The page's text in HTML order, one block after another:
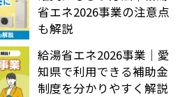
省エネ2026事業の注意点
も解説
給湯省エネ2026事業｜愛
知県で利用できる補助金
制度を分かりやすく解説